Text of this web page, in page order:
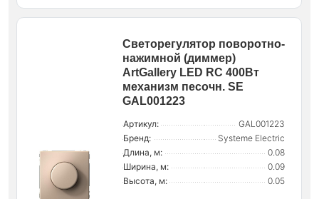
Светорегулятор поворотно-
нажимной (диммер)
ArtGallery LED RC 400Вт
механизм песочн. SE
GAL001223
Артикул:
GAL001223
Бренд:
Systeme Electric
Длина, м:
0.08
Ширина, м:
0.09
Высота, м:
0.05